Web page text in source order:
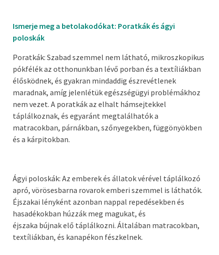
Ismerje meg a betolakodókat: Poratkák és ágyi
poloskák
Poratkák: Szabad szemmel nem látható, mikroszkopikus
pókfélék az otthonunkban lévő porban és a textíliákban
élősködnek, és gyakran mindaddig észrevétlenek
maradnak, amíg jelenlétük egészségügyi problémákhoz
nem vezet. A poratkák az elhalt hámsejtekkel
táplálkoznak, és egyaránt megtalálhatók a
matracokban, párnákban, szőnyegekben, függönyökben
és a kárpitokban.
Ágyi poloskák: Az emberek és állatok vérével táplálkozó
apró, vörösesbarna rovarok emberi szemmel is láthatók.
Éjszakai lényként azonban nappal repedésekben és
hasadékokban húzzák meg magukat, és
éjszaka bújnak elő táplálkozni. Általában matracokban,
textíliákban, és kanapékon fészkelnek.